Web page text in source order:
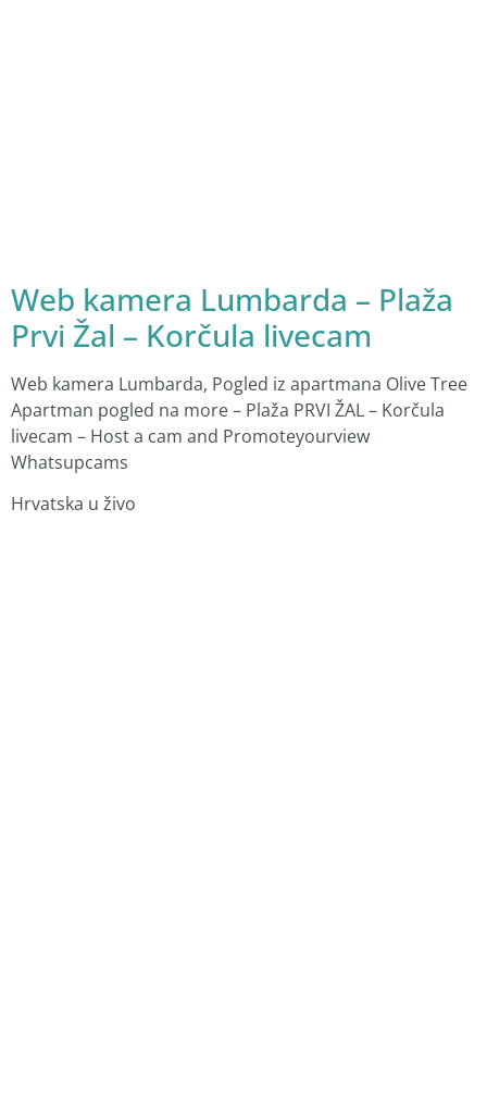
Web kamera Lumbarda – Plaža
Prvi Žal – Korčula livecam
Web kamera Lumbarda, Pogled iz apartmana Olive Tree
Apartman pogled na more – Plaža PRVI ŽAL – Korčula
livecam – Host a cam and Promoteyourview
Whatsupcams
Hrvatska u živo